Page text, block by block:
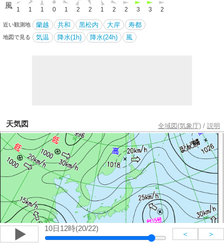
風
0 1 1 1 0 1 2 2 1 2 2 3 3 2
近い観測地 蘭越 共和 黒松内 大岸 寿都
地図で見る 気温 降水(1h) 降水(24h) 風
天気図 全域図(気象庁) / 説明
10日12時(20/22)
＜ ＞